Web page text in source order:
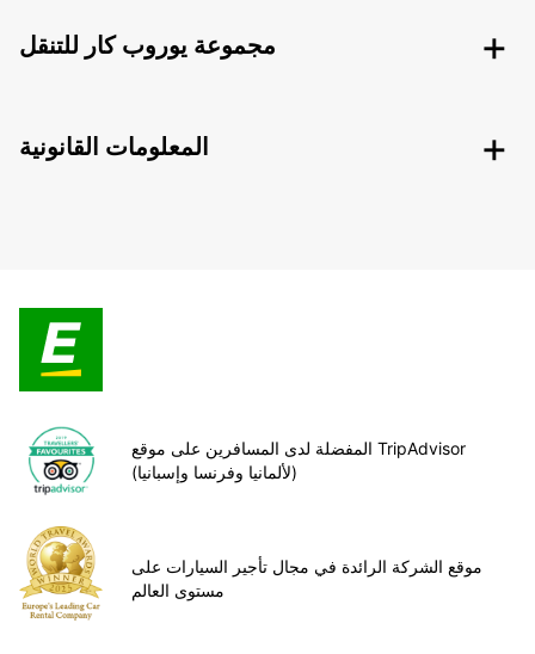
مجموعة يوروب كار للتنقل
المعلومات القانونية
المفضلة لدى المسافرين على موقع TripAdvisor
(لألمانيا وفرنسا وإسبانيا)
موقع الشركة الرائدة في مجال تأجير السيارات على
مستوى العالم